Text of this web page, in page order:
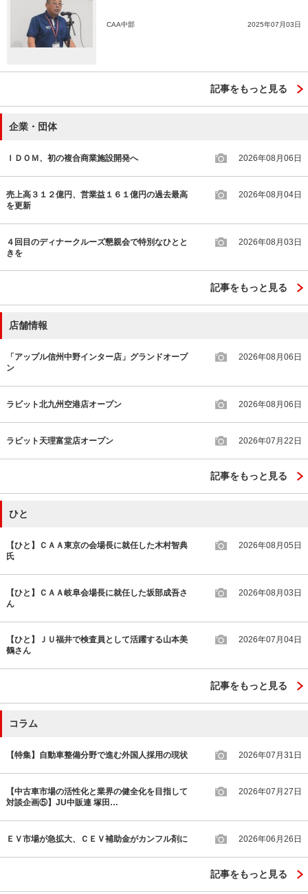
CAA中部 2025年07月03日
記事をもっと見る
企業・団体
ＩＤＯＭ、初の複合商業施設開発へ 2026年08月06日
売上高３１２億円、営業益１６１億円の過去最高
を更新
2026年08月04日
４回目のディナークルーズ懇親会で特別なひとと
きを
2026年08月03日
記事をもっと見る
店舗情報
「アップル信州中野インター店」グランドオープ
ン
2026年08月06日
ラビット北九州空港店オープン 2026年08月06日
ラビット天理富堂店オープン 2026年07月22日
記事をもっと見る
ひと
【ひと】ＣＡＡ東京の会場長に就任した木村智典
氏
2026年08月05日
【ひと】ＣＡＡ岐阜会場長に就任した坂部成吾さ
ん
2026年08月03日
【ひと】ＪＵ福井で検査員として活躍する山本美
鶴さん
2026年07月04日
記事をもっと見る
コラム
【特集】自動車整備分野で進む外国人採用の現状 2026年07月31日
【中古車市場の活性化と業界の健全化を目指して
対談企画⑤】JU中販連 塚田…
2026年07月27日
ＥＶ市場が急拡大、ＣＥＶ補助金がカンフル剤に 2026年06月26日
記事をもっと見る